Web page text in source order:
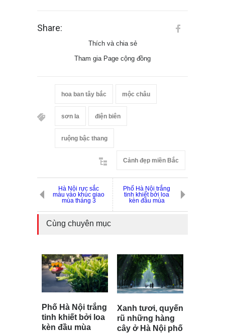
Share:
Thích và chia sẻ
Tham gia Page cộng đồng
hoa ban tây bắc mộc châu
sơn la điện biên
ruộng bậc thang
Cảnh đẹp miền Bắc
Hà Nội rực sắc
màu vào khúc giao
mùa tháng 3
Phố Hà Nội trắng
tinh khiết bởi loa
kèn đầu mùa
Cùng chuyên mục
Phố Hà Nội trắng
tinh khiết bởi loa
kèn đầu mùa
Xanh tươi, quyến
rũ những hàng
cây ở Hà Nội phố